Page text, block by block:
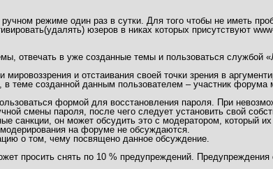
режиме один раз в сутки. Для того чтобы не иметь
юзеров в никах которых присутствуют
отвечать в уже созданные темы и пользоваться
и отстаивания своей точки зрения в
теме созданной данным пользователем – участник
формой для восстановления пароля. При
смены пароля, после чего следует установить свой
санкции, он может обсудить это с модератором, который
на форуме не обсуждаются.
о том, чему посвящено данное обсуждение.
просить снять по 10 % предупреждений.